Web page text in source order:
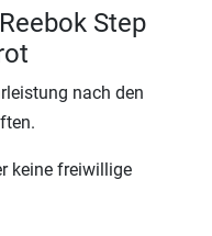
Step
nach den
keine freiwillige